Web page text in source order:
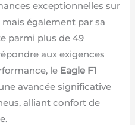
exceptionnelles sur
également par sa
parmi plus de 49
aux exigences
le Eagle F1
avancée significative
alliant confort de